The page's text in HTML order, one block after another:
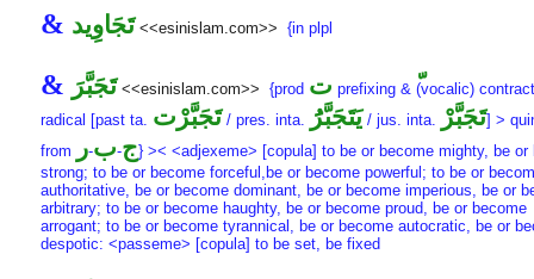
& تَجَاوِيد <<esinislam.com>> {in plpl
& تَجَبَّرَ <<esinislam.com>> {prod ت prefixing & (vocalic)
radical [past ta. تَجَبَّرْت/ pres. inta. يَتَجَبَّرَُ / jus. inta. تَجَبَّرْ] >
from
ج-ب-ر
} >< <adjexeme> [copula] to be or become mighty, be or
strong; to be or become forceful,be or become powerful; to be or
authoritative, be or become dominant, be or become imperious, be or
arbitrary; to be or become haughty, be or become proud, be or become
arrogant; to be or become tyrannical, be or become autocratic, be or
despotic: <passeme> [copula] to be set, be fixed